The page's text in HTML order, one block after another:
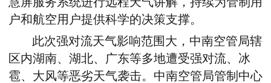
户和航空用户提供科学的决策支撑。
此次强对流天气影响范围大，中南空管局辖
区内湖南、湖北、广东等多地遭受强对流、冰
雹、大风等恶劣天气袭击。中南空管局管制中心